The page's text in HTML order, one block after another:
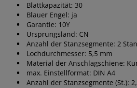
Blattkapazität: 30
Blauer Engel: ja
Garantie: 10Y
Ursprungsland: CN
Anzahl der Stanzsegmente: 2
Lochdurchmesser: 5,5 mm
Material der Anschlagschiene:
max. Einstellformat: DIN A4
Anzahl der Stanzsegmente (St.):